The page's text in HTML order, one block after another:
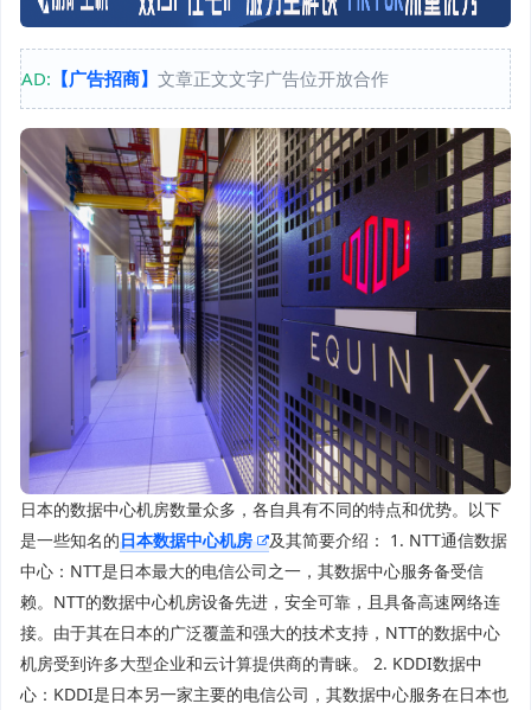
AD: 【广告招商】 文章正文文字广告位开放合作
日本的数据中心机房数量众多，各自具有不同的特点和优势。以下
是一些知名的日本数据中心机房
及其简要介绍： 1. NTT通信数据
中心：NTT是日本最大的电信公司之一，其数据中心服务备受信
赖。NTT的数据中心机房设备先进，安全可靠，且具备高速网络连
接。由于其在日本的广泛覆盖和强大的技术支持，NTT的数据中心
机房受到许多大型企业和云计算提供商的青睐。 2. KDDI数据中
心：KDDI是日本另一家主要的电信公司，其数据中心服务在日本也